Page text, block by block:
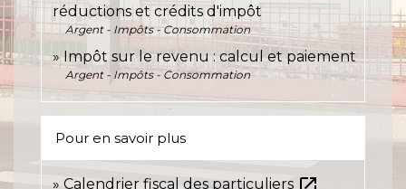
réductions et crédits d'impôt
Argent - Impôts - Consommation
Impôt sur le revenu : calcul et paiement
Argent - Impôts - Consommation
Pour en savoir plus
Calendrier fiscal des particuliers